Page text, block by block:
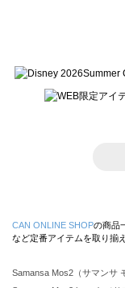
CAN ONLINE SHOPの商品
など定番アイテムを取り揃
Samansa Mos2（サマンサ